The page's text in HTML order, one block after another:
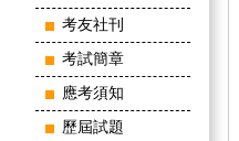
考友社刊
考試簡章
應考須知
歷屆試題